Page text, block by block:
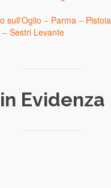
sull'Oglio – Parma – Pistoia
– Sestri Levante
in Evidenza